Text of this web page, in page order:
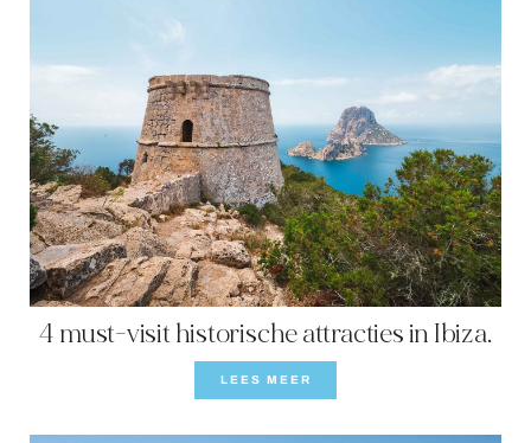
4 must-visit historische attracties in Ibiza.
LEES MEER